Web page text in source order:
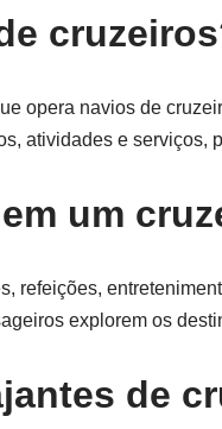
opera navios de
atividades e serviços,
um
refeições,
explorem os
de